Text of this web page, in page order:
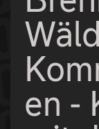
en -